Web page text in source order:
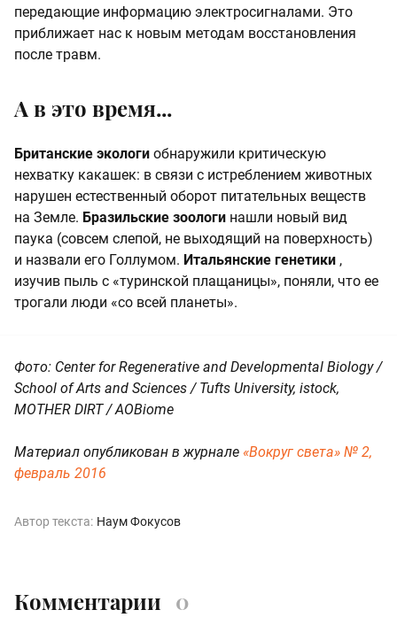
передающие информацию электросигналами. Это
приближает нас к новым методам восстановления
после травм.
А в это время...
Британские экологи обнаружили критическую
нехватку какашек: в связи с истреблением животных
нарушен естественный оборот питательных веществ
на Земле. Бразильские зоологи нашли новый вид
паука (совсем слепой, не выходящий на поверхность)
и назвали его Голлумом. Итальянские генетики ,
изучив пыль с «туринской плащаницы», поняли, что ее
трогали люди «со всей планеты».
Фото: Center for Regenerative and Developmental Biology /
School of Arts and Sciences / Tufts University, istock,
MOTHER DIRT / AOBiome
Материал опубликован в журнале «Вокруг света» № 2,
февраль 2016
Автор текста: Наум Фокусов
Комментарии 0